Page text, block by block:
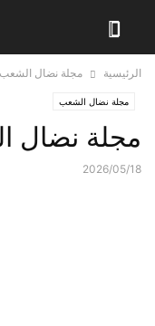
الرئيسية مجلة نضال الشعب
مجلة نضال الشعب
مجلة نضال
2026/05/18